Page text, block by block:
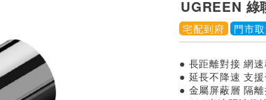
UGREEN 綠
宅配到府 門市
● 長距離對接 網
● 延長不降速 支
● 金屬屏蔽層 隔